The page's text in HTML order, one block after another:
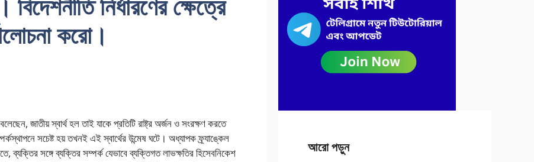
করো।
জাতীয় স্বার্থ হল তাই যাকে প্রতিটি রাষ্ট্র অর্জন ও সংরক্ষণ করতে
সচেষ্ট হয় তখনই এই স্বার্থের উন্মেষ ঘটে। অধ্যাপক ফ্র্যাঙ্কেল
ব্যক্তির সঙ্গে ব্যক্তির সম্পর্ক যেভাবে ব্যক্তিগত লাভক্ষতির হিসেবনিকেশ
আরো পড়ুন